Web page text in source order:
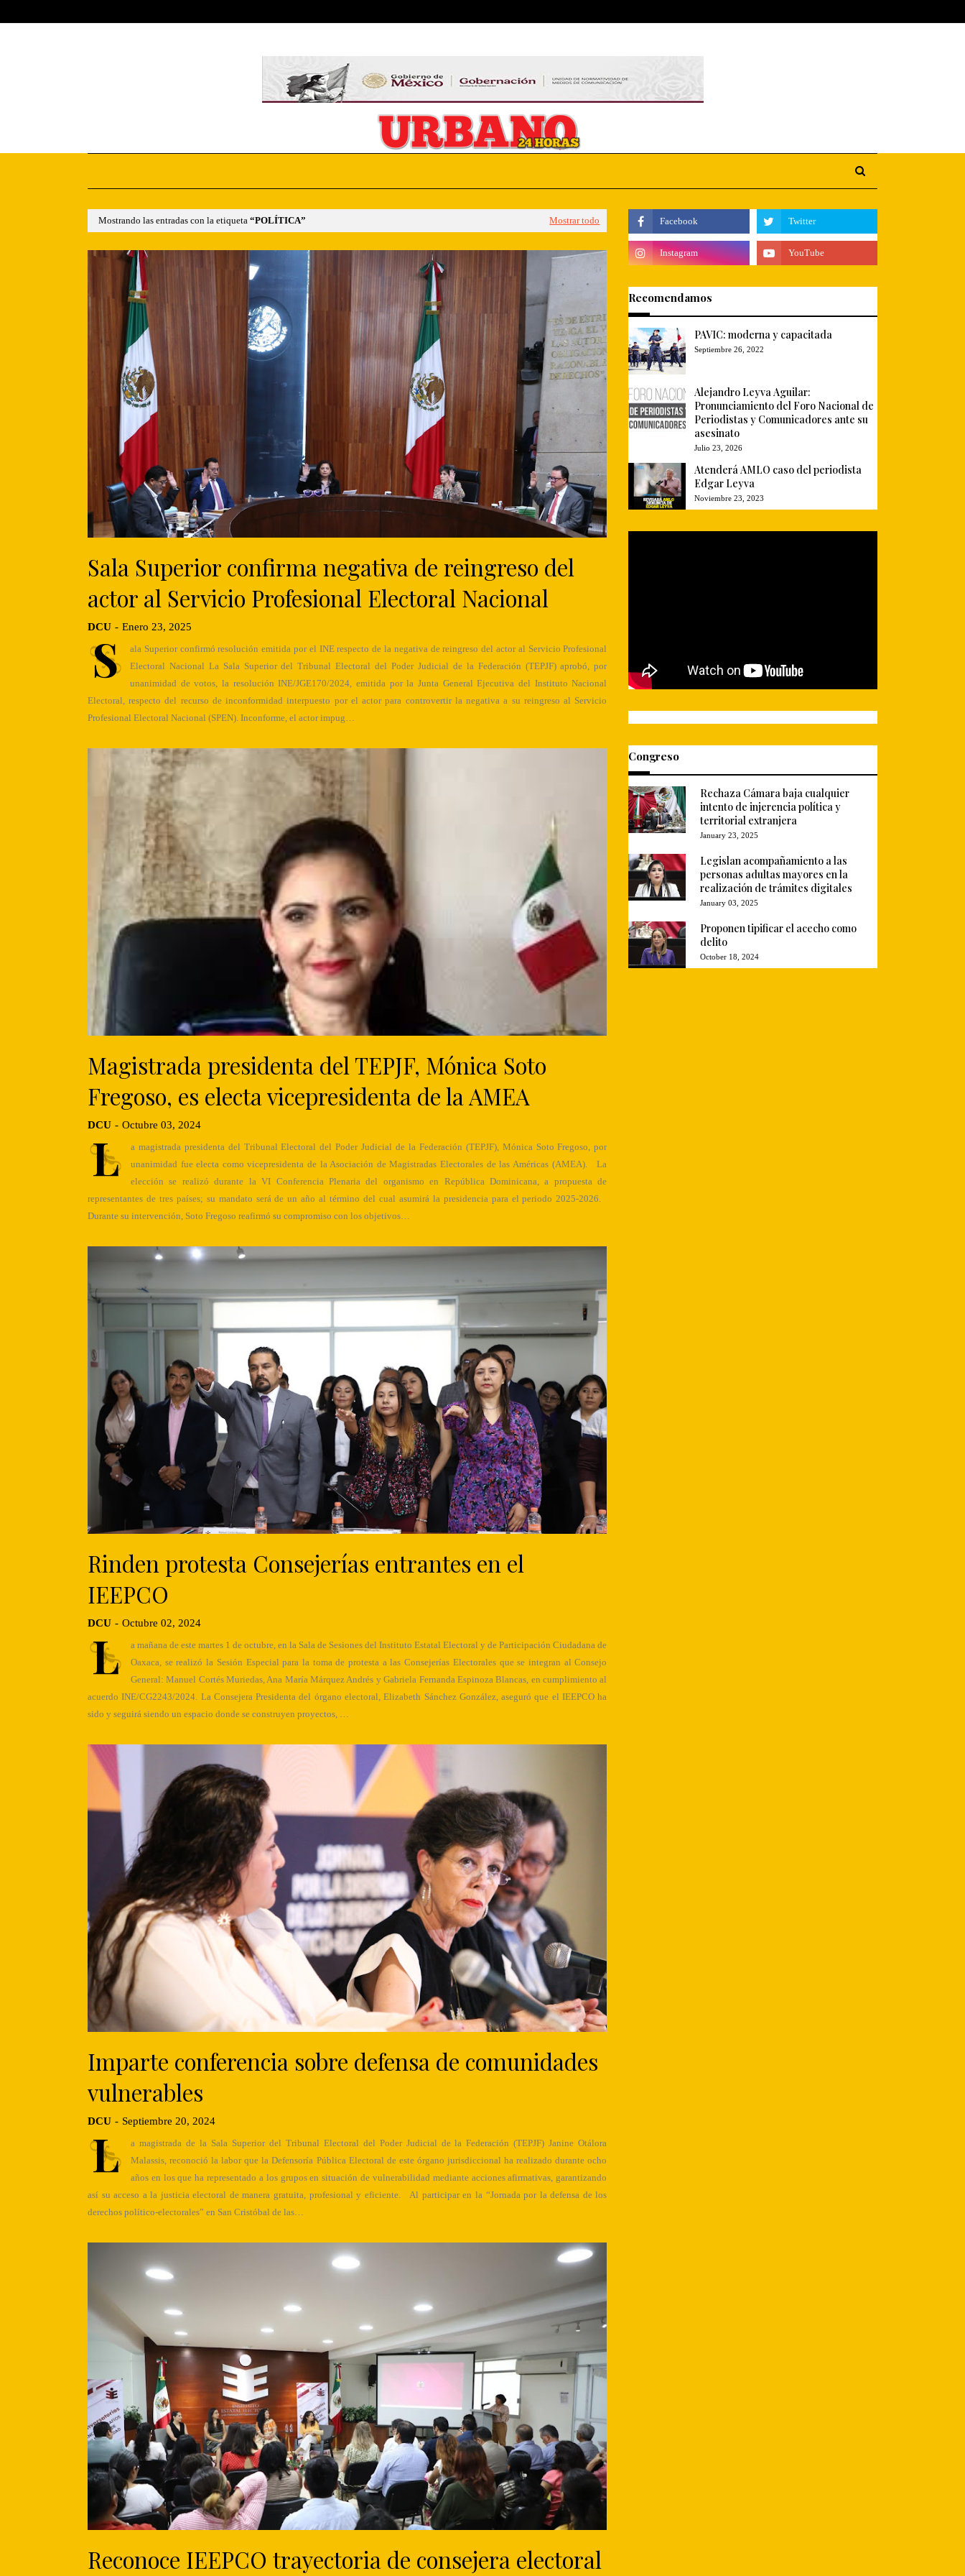
Mostrando las entradas con la etiqueta POLÍTICA Mostrar todo
Sala Superior confirma negativa de reingreso del
actor al Servicio Profesional Electoral Nacional
DCU - Enero 23, 2025
S
ala Superior confirmó resolución emitida por el INE respecto de la negativa de reingreso del actor al Servicio Profesional
Electoral Nacional La Sala Superior del Tribunal Electoral del Poder Judicial de la Federación (TEPJF) aprobó, por
unanimidad de votos, la resolución INE/JGE170/2024, emitida por la Junta General Ejecutiva del Instituto Nacional
Electoral, respecto del recurso de inconformidad interpuesto por el actor para controvertir la negativa a su reingreso al Servicio
Profesional Electoral Nacional (SPEN). Inconforme, el actor impug…
Magistrada presidenta del TEPJF, Mónica Soto
Fregoso, es electa vicepresidenta de la AMEA
DCU - Octubre 03, 2024
L
a magistrada presidenta del Tribunal Electoral del Poder Judicial de la Federación (TEPJF), Mónica Soto Fregoso, por
unanimidad fue electa como vicepresidenta de la Asociación de Magistradas Electorales de las Américas (AMEA). La
elección se realizó durante la VI Conferencia Plenaria del organismo en República Dominicana, a propuesta de
representantes de tres países; su mandato será de un año al término del cual asumirá la presidencia para el periodo 2025-2026.
Durante su intervención, Soto Fregoso reafirmó su compromiso con los objetivos…
Rinden protesta Consejerías entrantes en el
IEEPCO
DCU - Octubre 02, 2024
L
a mañana de este martes 1 de octubre, en la Sala de Sesiones del Instituto Estatal Electoral y de Participación Ciudadana de
Oaxaca, se realizó la Sesión Especial para la toma de protesta a las Consejerías Electorales que se integran al Consejo
General: Manuel Cortés Muriedas, Ana María Márquez Andrés y Gabriela Fernanda Espinoza Blancas, en cumplimiento al
acuerdo INE/CG2243/2024. La Consejera Presidenta del órgano electoral, Elizabeth Sánchez González, aseguró que el IEEPCO ha
sido y seguirá siendo un espacio donde se construyen proyectos, …
Imparte conferencia sobre defensa de comunidades
vulnerables
DCU - Septiembre 20, 2024
L
a magistrada de la Sala Superior del Tribunal Electoral del Poder Judicial de la Federación (TEPJF) Janine Otálora
Malassis, reconoció la labor que la Defensoría Pública Electoral de este órgano jurisdiccional ha realizado durante ocho
años en los que ha representado a los grupos en situación de vulnerabilidad mediante acciones afirmativas, garantizando
así su acceso a la justicia electoral de manera gratuita, profesional y eficiente. Al participar en la “Jornada por la defensa de los
derechos político-electorales” en San Cristóbal de las…
Reconoce IEEPCO trayectoria de consejera electoral
Recomendamos
PAVIC: moderna y capacitada
Septiembre 26, 2022
Alejandro Leyva Aguilar:
Pronunciamiento del Foro Nacional de
Periodistas y Comunicadores ante su
asesinato
Julio 23, 2026
Atenderá AMLO caso del periodista
Edgar Leyva
Noviembre 23, 2023
Congreso
Rechaza Cámara baja cualquier
intento de injerencia política y
territorial extranjera
January 23, 2025
Legislan acompañamiento a las
personas adultas mayores en la
realización de trámites digitales
January 03, 2025
Proponen tipificar el acecho como
delito
October 18, 2024